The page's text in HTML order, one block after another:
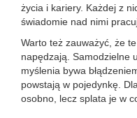
życia i kariery. Każdej z
świadomie nad nimi
Warto też zauważyć, że
napędzają. Samodzielne
myślenia bywa
powstają w pojedynkę.
osobno, lecz splata je w